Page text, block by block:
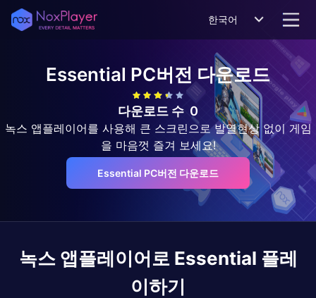
한국어
Essential PC버전 다운로드
다운로드 수 0
녹스 앱플레이어를 사용해 큰 스크린으로 발열현상 없이 게임
을 마음껏 즐겨 보세요!
Essential PC버전 다운로드
녹스 앱플레이어로 Essential 플레
이하기